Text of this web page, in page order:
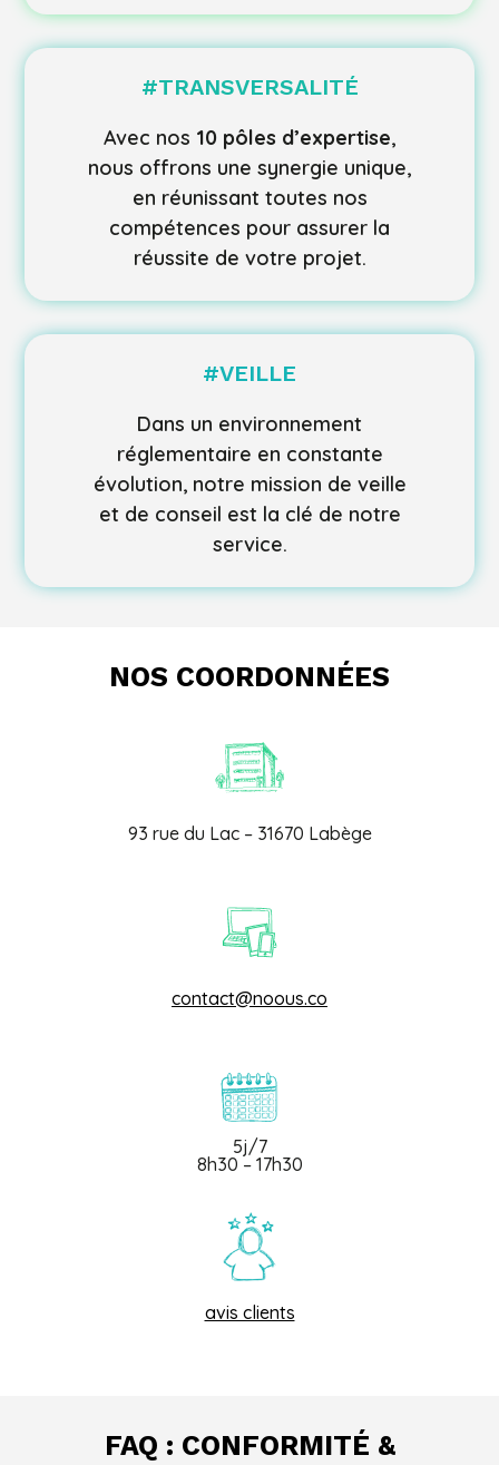
#TRANSVERSALITÉ
Avec nos 10 pôles d’expertise,
nous offrons une synergie unique,
en réunissant toutes nos
compétences pour assurer la
réussite de votre projet.
#VEILLE
Dans un environnement
réglementaire en constante
évolution, notre mission de veille
et de conseil est la clé de notre
service.
NOS COORDONNÉES
93 rue du Lac – 31670 Labège
contact@noous.co
5j/7
8h30 – 17h30
avis clients
FAQ : CONFORMITÉ &